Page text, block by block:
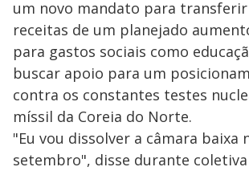
um novo mandato para
receitas de um planejado
para gastos sociais como
buscar apoio para um
contra os constantes testes
míssil da Coreia do Norte.
"Eu vou dissolver a câmara baixa
setembro", disse durante